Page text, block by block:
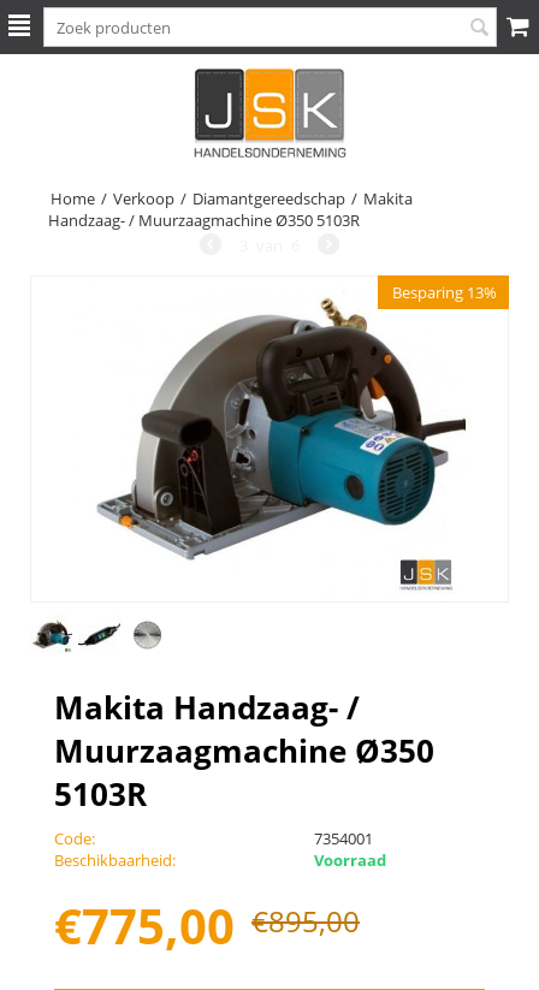
Home / Verkoop / Diamantgereedschap / Makita
Handzaag- / Muurzaagmachine Ø350 5103R
Besparing 13%
Makita Handzaag- /
Muurzaagmachine Ø350
5103R
Code:
7354001
Beschikbaarheid:
Voorraad
€775,00 €895,00